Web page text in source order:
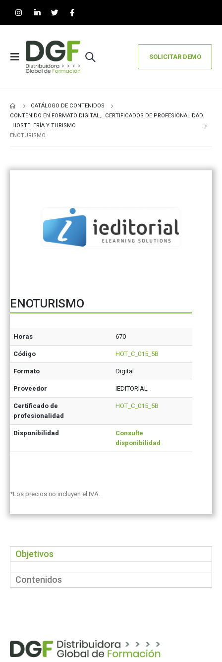
SOLICITAR DEMO
CATÁLOGO DE CONTENIDOS
CONTENIDO EN FORMATO DIGITAL, CERTIFICADOS DE PROFESIONALIDAD,
HOSTELERÍA Y TURISMO
ENOTURISMO
ENOTURISMO
Horas 670
Código HOT_C_015_5B
Formato Digital
Proveedor IEDITORIAL
Certificado de
profesionalidad
HOT_C_015_5B
Disponibilidad
Consulte
disponibilidad
*Los precios no incluyen el IVA.
Objetivos
Contenidos